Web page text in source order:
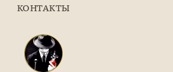
КОНТАКТЫ